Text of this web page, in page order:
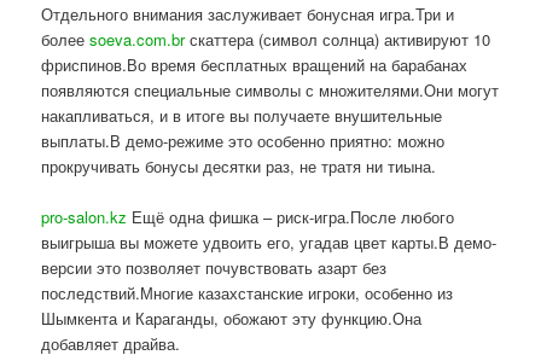
Отдельного внимания заслуживает бонусная игра.Три и
болееsoeva.com.brскаттера (символ солнца) активируют 10
фриспинов.Во время бесплатных вращений на барабанах
появляются специальные символы с множителями.Они могут
накапливаться, и в итоге вы получаете внушительные
выплаты.В демо-режиме это особенно приятно: можно
прокручивать бонусы десятки раз, не тратя ни тиына.
pro-salon.kz Ещё одна фишка – риск-игра.После любого
выигрыша вы можете удвоить его, угадав цвет карты.В демо-
версии это позволяет почувствовать азарт без
последствий.Многие казахстанские игроки, особенно из
Шымкента и Караганды, обожают эту функцию.Она
добавляет драйва.